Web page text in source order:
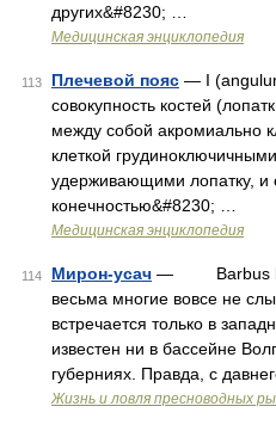
других&#8230; …
Медицинская энциклопедия
113 Плечевой пояс — I
совокупность костей
между собой акромиально
клеткой
удерживающими лопатку, и
конечностью&#8230; …
Медицинская энциклопедия
114 Мирон-усач — Barbus
весьма многие вовсе не
встречается только в
известен ни в бассейне
губерниях. Правда, с
Жизнь и ловля пресноводных